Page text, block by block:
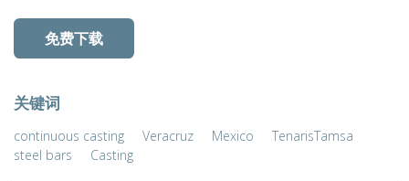
免费下载
关键词
continuous casting Veracruz Mexico
TenarisTamsa
steel bars
Casting